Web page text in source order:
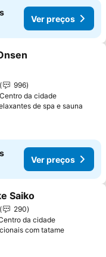
Ver preços
aos favoritos
996
da cidade
de spa e sauna
Ver preços
aos favoritos
Saiko
290
da cidade
com tatameVer